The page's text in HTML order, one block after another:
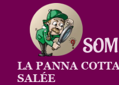
LA PANNA
SALÉE